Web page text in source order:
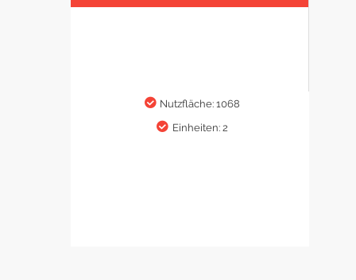
Nutzfläche: 1068
Einheiten: 2